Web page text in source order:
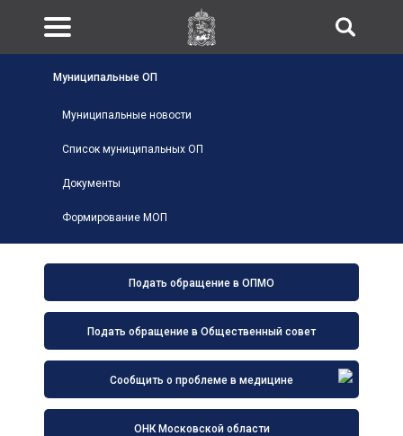
Подать обращение в ОПМО
Подать обращение в Общественный совет
Сообщить о проблеме в медицине
ОНК Московской области
Муниципальные ОП
Муниципальные новости
Список муниципальных ОП
Документы
Формирование МОП